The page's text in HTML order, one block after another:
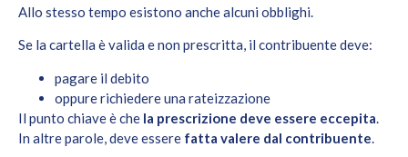
Allo stesso tempo esistono anche alcuni obblighi.
Se la cartella è valida e non prescritta, il contribuente deve:
pagare il debito
oppure richiedere una rateizzazione
Il punto chiave è che la prescrizione deve essere eccepita.
In altre parole, deve essere fatta valere dal contribuente.